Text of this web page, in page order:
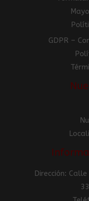
GDPR –
Dirección: